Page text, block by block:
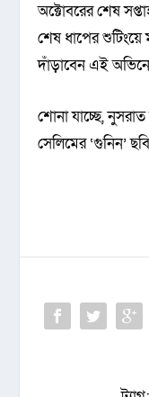
অক্টোবরের শেষ
শেষ ধাপের
দাঁড়াবেন এই
শোনা যাচ্ছে,
সেলিমের ‘গুনিন’